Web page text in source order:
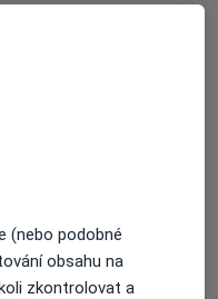
(nebo podobné
obsahu na
zkontrolovat a